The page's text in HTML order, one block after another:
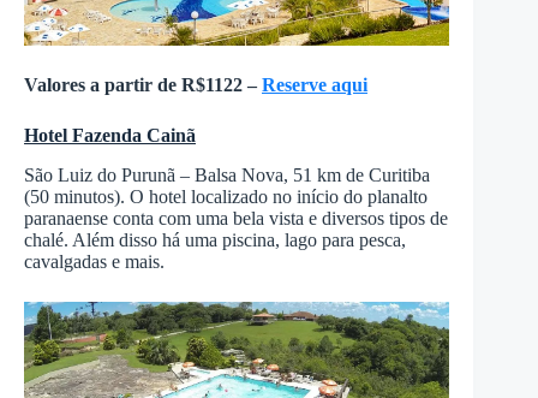
Valores a partir de R$1122 –Reserve aqui
Hotel Fazenda Cainã
São Luiz do Purunã – Balsa Nova, 51 km de Curitiba
(50 minutos). O hotel localizado no início do planalto
paranaense conta com uma bela vista e diversos tipos de
chalé. Além disso há uma piscina, lago para pesca,
cavalgadas e mais.